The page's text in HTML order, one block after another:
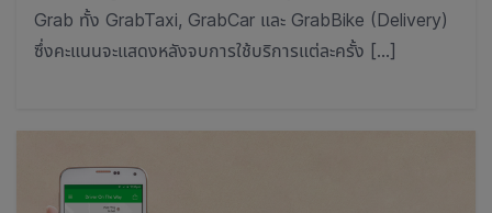
Grab ทั้ง GrabTaxi, GrabCar และ GrabBike (Delivery)
ซึ่งคะแนนจะแสดงหลังจบการใช้บริการแต่ละครั้ง […]